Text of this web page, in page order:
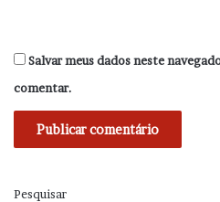
Salvar meus dados neste
comentar.
Pesquisar